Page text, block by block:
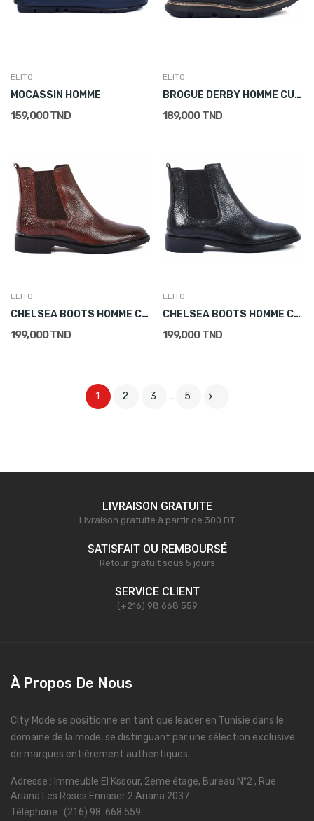
ELITO
MOCASSIN HOMME
159,000 TND
ELITO
BROGUE DERBY HOMME CUIR
189,000 TND
ELITO
CHELSEA BOOTS HOMME CUIR
199,000 TND
ELITO
CHELSEA BOOTS HOMME CUIR
199,000 TND
1 2 3 … 5 
LIVRAISON GRATUITE
Livraison gratuite à partir de 300 DT
SATISFAIT OU REMBOURSÉ
Retour gratuit sous 5 jours
SERVICE CLIENT
(+216) 98 668 559
À Propos De Nous
City Mode se positionne en tant que leader en Tunisie dans le
domaine de la mode, se distinguant par une sélection exclusive
de marques entièrement authentiques.
Adresse : Immeuble El Kssour, 2eme étage, Bureau N°2 , Rue
Ariana Les Roses Ennaser 2 Ariana 2037
Téléphone : (216) 98 668 559